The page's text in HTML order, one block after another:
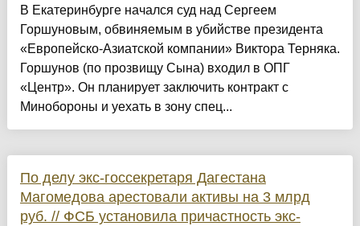
В Екатеринбурге начался суд над Сергеем
Горшуновым, обвиняемым в убийстве президента
«Европейско-Азиатской компании» Виктора Терняка.
Горшунов (по прозвищу Сына) входил в ОПГ
«Центр». Он планирует заключить контракт с
Минобороны и уехать в зону спец...
По делу экс-госсекретаря Дагестана
Магомедова арестовали активы на 3 млрд
руб. // ФСБ установила причастность экс-